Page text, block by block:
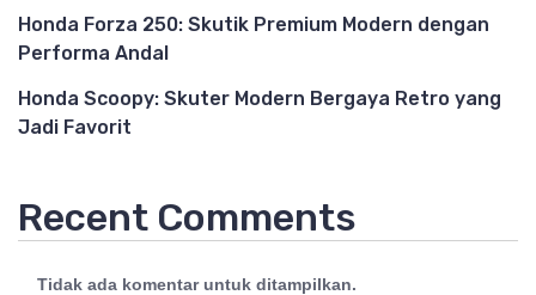
Honda Forza 250: Skutik Premium Modern dengan
Performa Andal
Honda Scoopy: Skuter Modern Bergaya Retro yang
Jadi Favorit
Recent Comments
Tidak ada komentar untuk ditampilkan.